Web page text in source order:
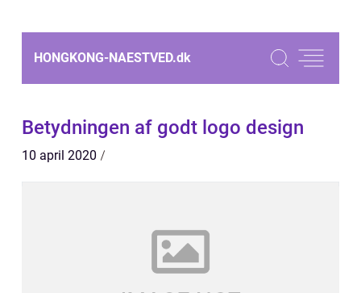
HONGKONG-NAESTVED.dk
Betydningen af godt logo design
10 april 2020